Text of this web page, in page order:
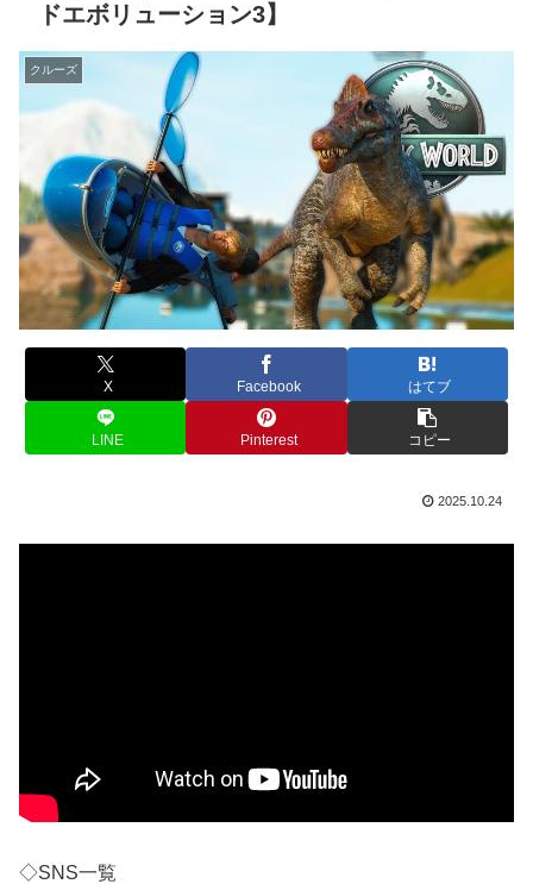
ドエボリューション3】
クルーズ
X Facebook はてブ
LINE Pinterest コピー
2025.10.24
◇SNS一覧